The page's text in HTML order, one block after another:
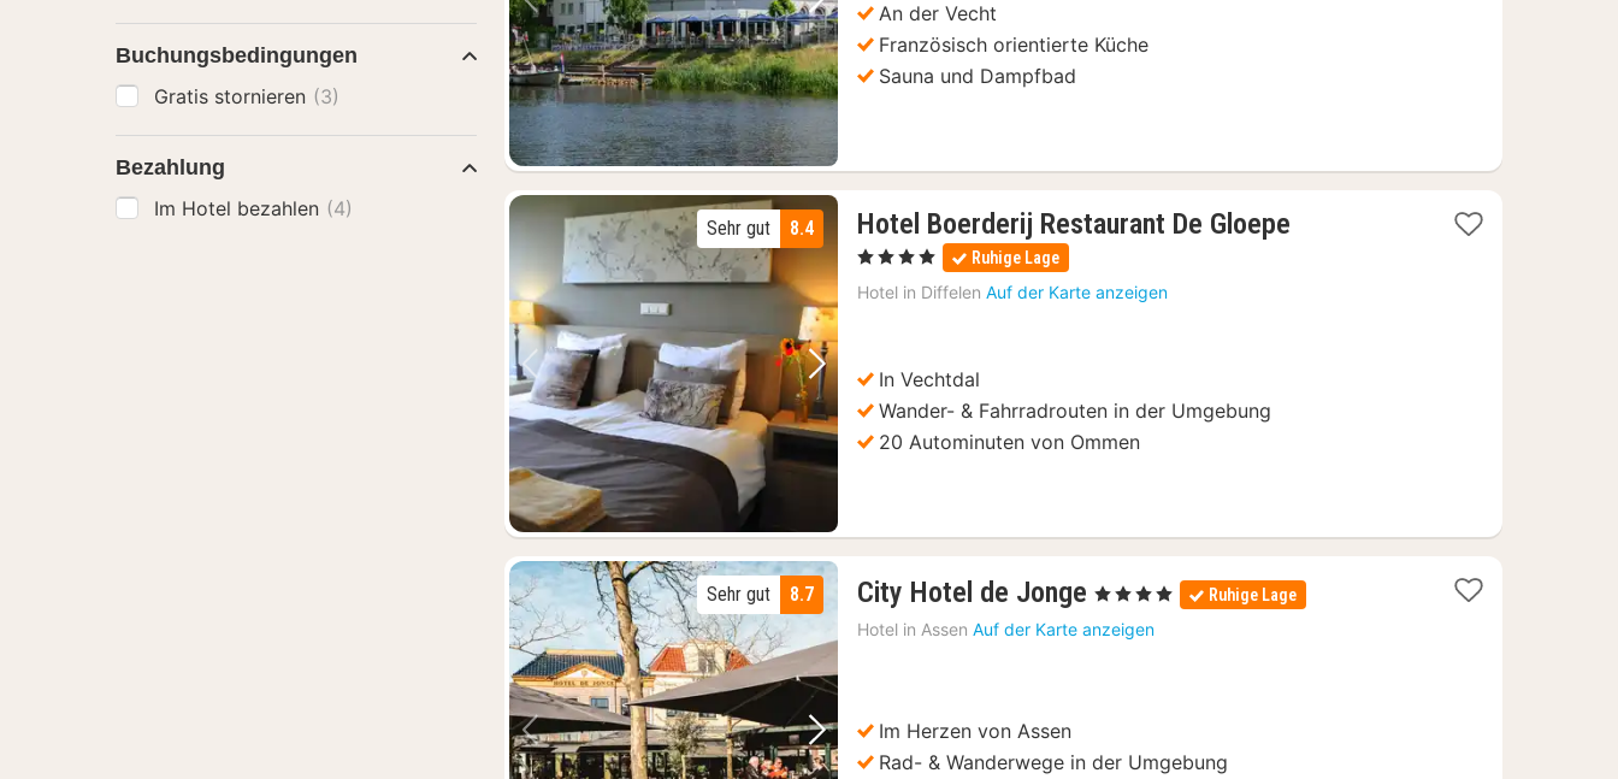
Vorheriges Bild Nächstes Bild
An der Vecht
Französisch orientierte Küche
Sauna und Dampfbad
Vorheriges Bild Nächstes Bild
8.4
Sehr gut Hotel Boerderij Restaurant De Gloepe
, 4 Sterne Ruhige Lage
Hotel in Diffelen Auf der Karte anzeigen
In Vechtdal
Wander- & Fahrradrouten in der Umgebung
20 Autominuten von Ommen
Vorheriges Bild Nächstes Bild
8.7
Sehr gut City Hotel de Jonge 1
Nacht
ab
, 4 Sterne Ruhige Lage
Hotel in Assen Auf der Karte anzeigen
Im Herzen von Assen
Rad- & Wanderwege in der Umgebung
Buchungsbedingungen
Gratis stornieren (3)
Bezahlung
Im Hotel bezahlen (4)